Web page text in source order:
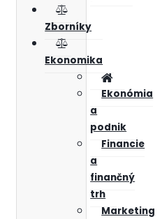
Zborníky
Ekonomika
Ekonómia
a
podnik
Financie
a
finančný
trh
Marketing